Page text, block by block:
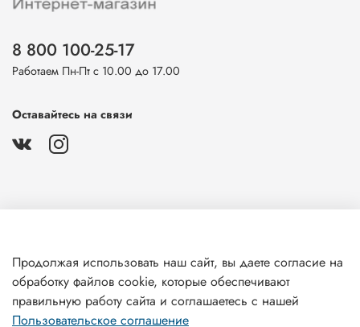
Клиентам
8 800 100-25-17
Работаем Пн-Пт с 10.00 до 17.00
Оставайтесь на связи
Продолжая использовать наш сайт, вы даете согласие на
обработку файлов cookie, которые обеспечивают
правильную работу сайта и соглашаетесь с нашей
Пользовательское соглашение